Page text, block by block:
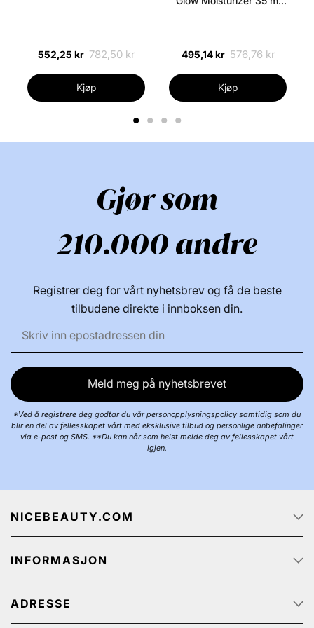
lysforhold og skjerminnstillinger.
Mer fra dette merket:
552,25 kr 782,50 kr
Kjøp
495,14 kr 576,76 kr
Kjøp
1 2 3 4
Gjør som
210.000 andre
Registrer deg for vårt nyhetsbrev og få de beste
tilbudene direkte i innboksen din.
Meld meg på nyhetsbrevet
*Ved å registrere deg godtar du vår personopplysningspolicy samtidig som du
blir en del av fellesskapet vårt med eksklusive tilbud og personlige anbefalinger
via e-post og SMS. **Du kan når som helst melde deg av fellesskapet vårt
igjen.
NICEBEAUTY.COM
Forside
Jobb
Om oss
Track & Trace
INFORMASJON
Kundeservice
Kjøpsbetingelser
Personvernerklæring
ADRESSE